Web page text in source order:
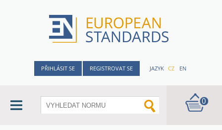
PŘIHLÁSIT SE REGISTROVAT SE JAZYK CZ EN
0